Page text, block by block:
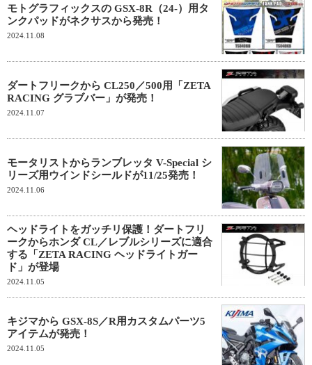
モトグラフィックスの GSX-8R（24-）用タ
ンクパッドがネクサスから発売！
2024.11.08
ダートフリークから CL250／500用「ZETA
RACING グラブバー」が発売！
2024.11.07
モータリストからランブレッタ V-Special シ
リーズ用ウインドシールドが11/25発売！
2024.11.06
ヘッドライトをガッチリ保護！ダートフリ
ークからホンダ CL／レブルシリーズに適合
する「ZETA RACING ヘッドライトガー
ド」が登場
2024.11.05
キジマから GSX-8S／R用カスタムパーツ5
アイテムが発売！
2024.11.05